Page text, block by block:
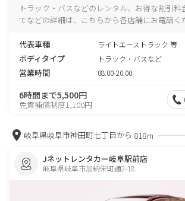
トラック・バスなどのレンタル、お得な割引
てなどの詳細は、こちらから各店舗にお電話く
代表車種 ライトエーストラック 等
ボディタイプ トラック・バスなど
営業時間 08:00-20:00
6時間まで5,500円
免責補償制度1,100円
岐阜県岐阜市神田町七丁目から 818m
Jネットレンタカー岐阜駅前店
岐阜県岐阜市加納栄町通2-18